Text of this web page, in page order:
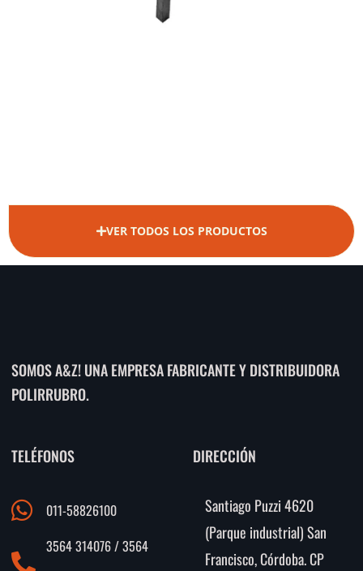
VER TODOS LOS PRODUCTOS
SOMOS A&Z! UNA EMPRESA FABRICANTE Y DISTRIBUIDORA
POLIRRUBRO.
TELÉFONOS
011-58826100
3564 314076 / 3564
DIRECCIÓN
Santiago Puzzi 4620
(Parque industrial) San
Francisco, Córdoba. CP